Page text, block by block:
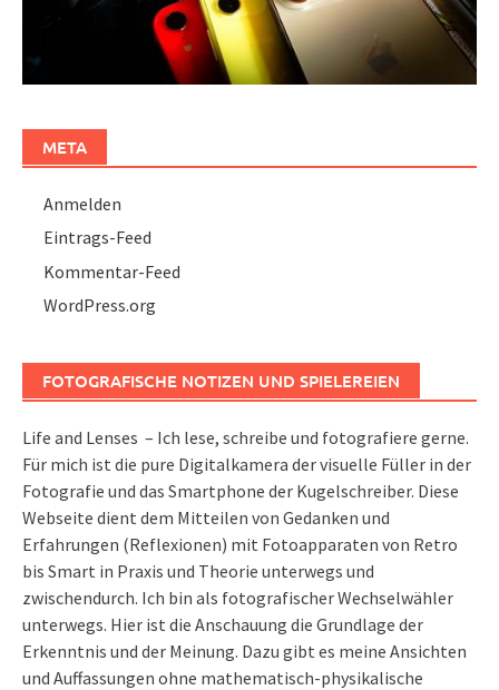
META
Anmelden
Eintrags-Feed
Kommentar-Feed
WordPress.org
FOTOGRAFISCHE NOTIZEN UND SPIELEREIEN
Life and Lenses – Ich lese, schreibe und fotografiere gerne.
Für mich ist die pure Digitalkamera der visuelle Füller in der
Fotografie und das Smartphone der Kugelschreiber. Diese
Webseite dient dem Mitteilen von Gedanken und
Erfahrungen (Reflexionen) mit Fotoapparaten von Retro
bis Smart in Praxis und Theorie unterwegs und
zwischendurch. Ich bin als fotografischer Wechselwähler
unterwegs. Hier ist die Anschauung die Grundlage der
Erkenntnis und der Meinung. Dazu gibt es meine Ansichten
und Auffassungen ohne mathematisch-physikalische